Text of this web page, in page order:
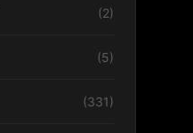
(2)
(5)
(331)